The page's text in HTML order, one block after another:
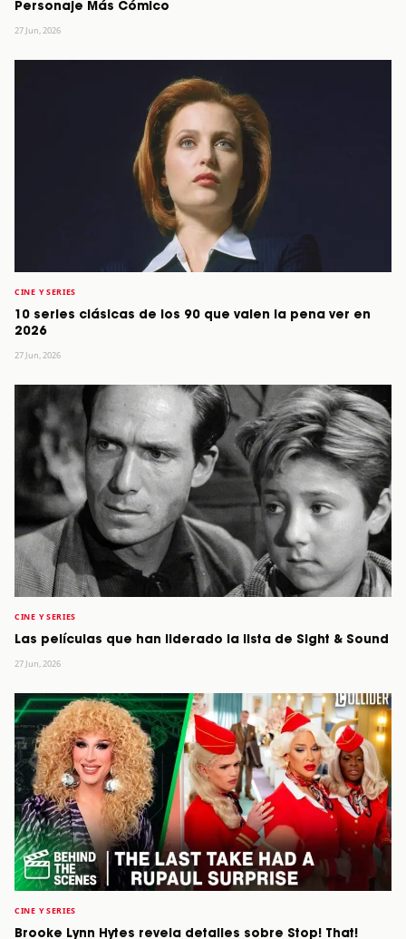
Personaje Más Cómico
27 Jun, 2026
CINE Y SERIES
10 series clásicas de los 90 que valen la pena ver en
2026
27 Jun, 2026
CINE Y SERIES
Las películas que han liderado la lista de Sight & Sound
27 Jun, 2026
CINE Y SERIES
Brooke Lynn Hytes revela detalles sobre Stop! That!